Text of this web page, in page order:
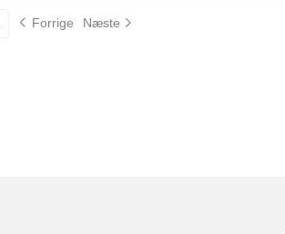
Forrige Næste